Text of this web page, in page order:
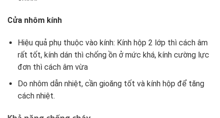
Cửa nhôm kính
Hiệu quả phụ thuộc vào kính: Kính hộp 2 lớp thì cách âm
rất tốt, kính dán thì chống ồn ở mức khá, kính cường lực
đơn thì cách âm vừa
Do nhôm dẫn nhiệt, cần gioăng tốt và kính hộp để tăng
cách nhiệt.